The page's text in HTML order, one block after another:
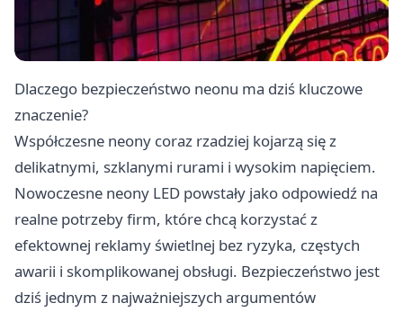
Dlaczego bezpieczeństwo neonu ma dziś kluczowe
znaczenie?
Współczesne neony coraz rzadziej kojarzą się z
delikatnymi, szklanymi rurami i wysokim napięciem.
Nowoczesne neony LED powstały jako odpowiedź na
realne potrzeby firm, które chcą korzystać z
efektownej reklamy świetlnej bez ryzyka, częstych
awarii i skomplikowanej obsługi. Bezpieczeństwo jest
dziś jednym z najważniejszych argumentów